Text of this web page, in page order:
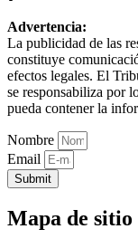
Advertencia:
La publicidad de las
constituye
efectos legales. El
se responsabiliza por
pueda contener la
Nombre
Email
Submit
Mapa de sitio